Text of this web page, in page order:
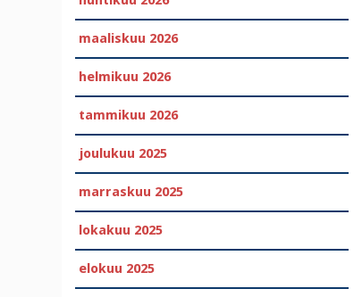
maaliskuu 2026
helmikuu 2026
tammikuu 2026
joulukuu 2025
marraskuu 2025
lokakuu 2025
elokuu 2025